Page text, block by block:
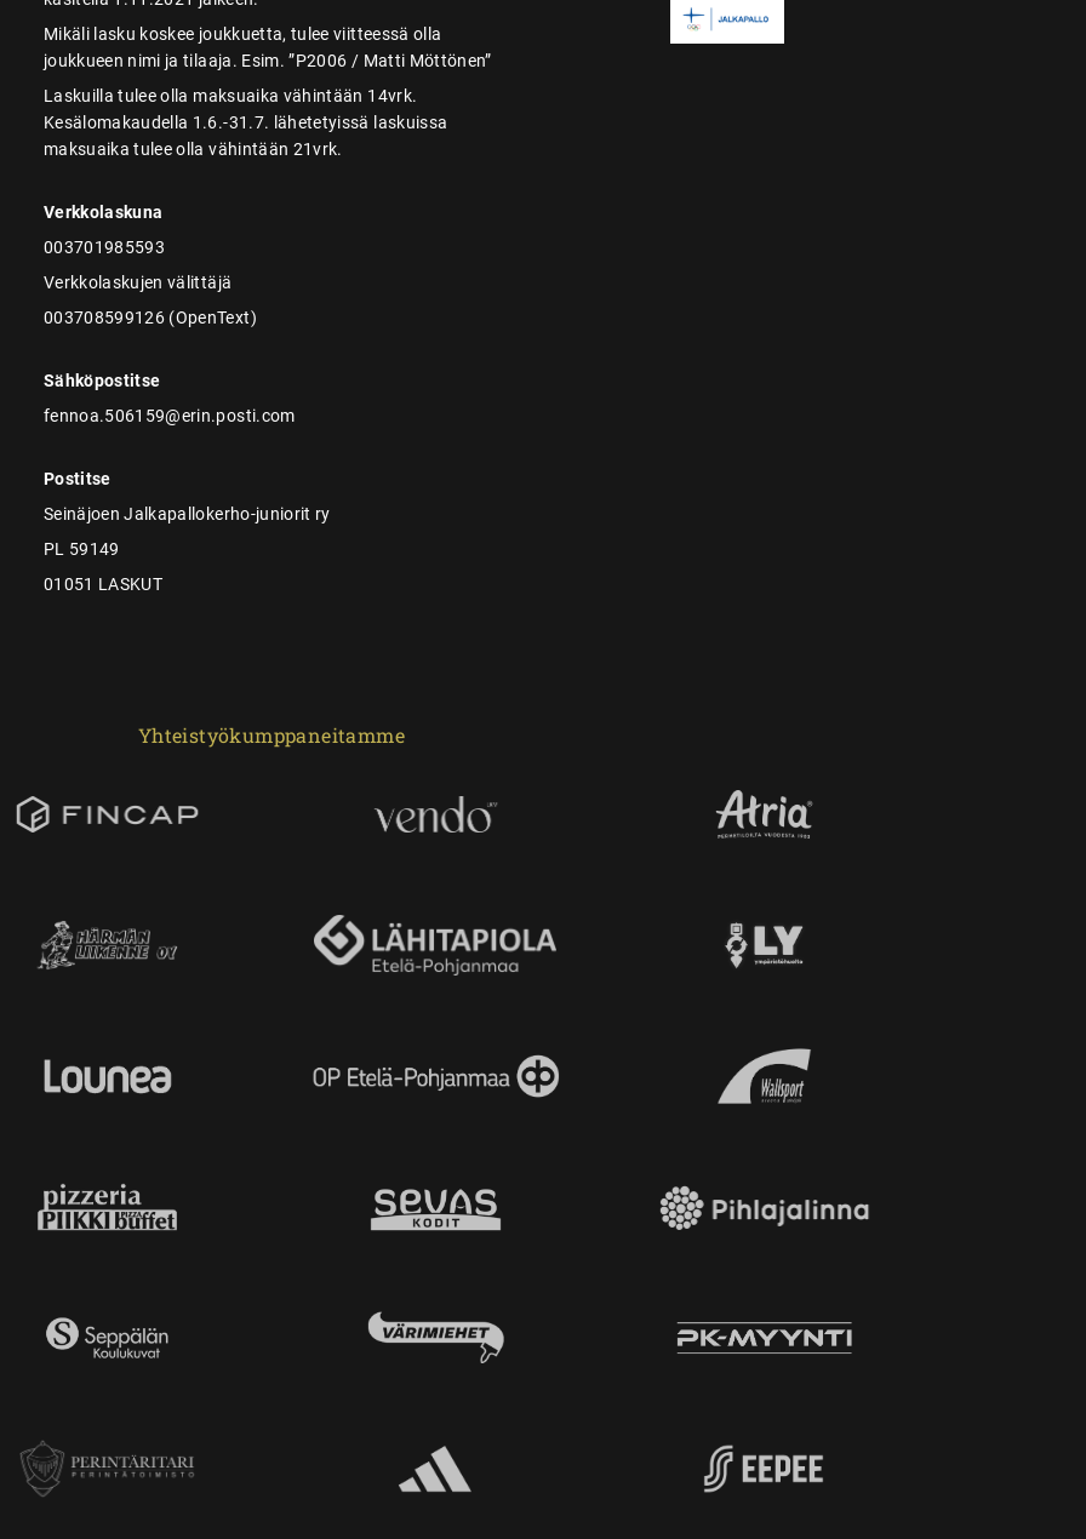
Mikäli lasku koskee joukkuetta, tulee viitteessä olla
joukkueen nimi ja tilaaja. Esim. ”P2006 / Matti Möttönen”
Laskuilla tulee olla maksuaika vähintään 14vrk.
Kesälomakaudella 1.6.-31.7. lähetetyissä laskuissa
maksuaika tulee olla vähintään 21vrk.
Verkkolaskuna
003701985593
Verkkolaskujen välittäjä
003708599126 (OpenText)
Sähköpostitse
fennoa.506159@erin.posti.com
Postitse
Seinäjoen Jalkapallokerho-juniorit ry
PL 59149
01051 LASKUT
Yhteistyökumppaneitamme